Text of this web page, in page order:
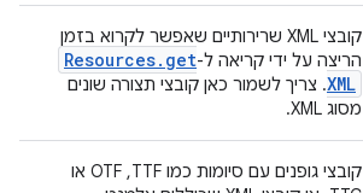
קובצי XML שרירותיים שאפשר לקרוא בזמן
הריצה על ידי קריאה ל-
Resources. get
XML. צריך לשמור כאן קובצי תצורה שונים
מסוג XML.
קובצי גופנים עם סיומות כמו TTF,‏ OTF או